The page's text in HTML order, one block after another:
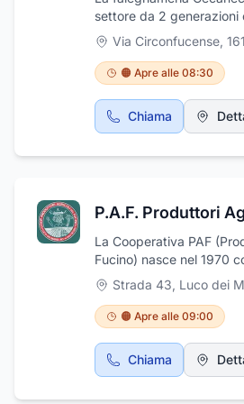
settore da 2 generazioni
esperienza e serietà
specializzata in tutte le
riguardano il legno, dalla
anche di mobili antichi.
e mobili per tutta la casa,
ma anche arredo
legno/alluminio,
anche preventivi gratuiti
domicilio. Si avvale di
conoscenza ed
legni migliori per le sue
maggiori informazioni
www.cecanecchia.com
Via Circonfucense, 161
🟠 Apre alle 08:30
Chiama
La Cooperativa PAF
Fucino) nasce nel 1970
alcuni coltivatori per
produttive e qualitative,
metodica di coltivazione
prodotto
esercitata dall'impresa è
raccolta, la
Strada 43, Luco dei
🟠 Apre alle 09:00
Chiama